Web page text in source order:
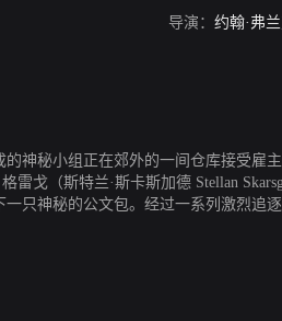
导演： 约翰·弗
神秘小组正在郊外的一间仓库接受雇
雷戈（斯特兰·斯卡斯加德 Stellan
只神秘的公文包。经过一系列激烈追